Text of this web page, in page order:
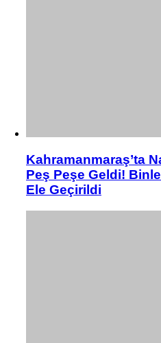
Kahramanmaraş’ta
Peş Peşe Geldi!
Ele Geçirildi